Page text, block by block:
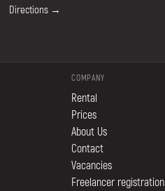
Directions →
COMPANY
Rental
Prices
About Us
Contact
Vacancies
Freelancer registration